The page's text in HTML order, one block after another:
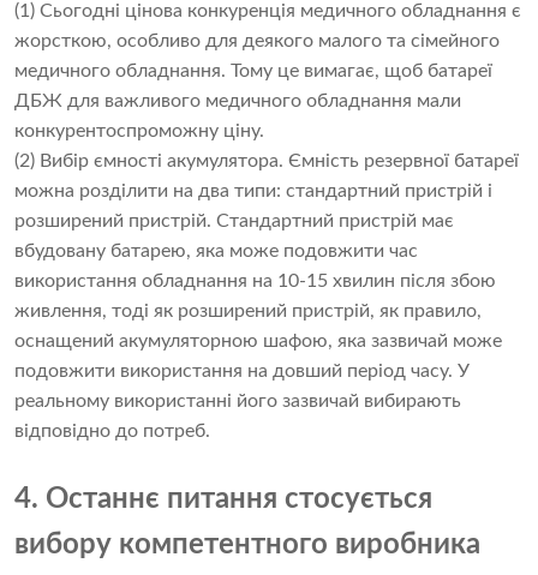
(1) Сьогодні цінова конкуренція медичного обладнання є
жорсткою, особливо для деякого малого та сімейного
медичного обладнання. Тому це вимагає, щоб батареї
ДБЖ для важливого медичного обладнання мали
конкурентоспроможну ціну.
(2) Вибір ємності акумулятора. Ємність резервної батареї
можна розділити на два типи: стандартний пристрій і
розширений пристрій. Стандартний пристрій має
вбудовану батарею, яка може подовжити час
використання обладнання на 10-15 хвилин після збою
живлення, тоді як розширений пристрій, як правило,
оснащений акумуляторною шафою, яка зазвичай може
подовжити використання на довший період часу. У
реальному використанні його зазвичай вибирають
відповідно до потреб.
4. Останнє питання стосується
вибору компетентного виробника